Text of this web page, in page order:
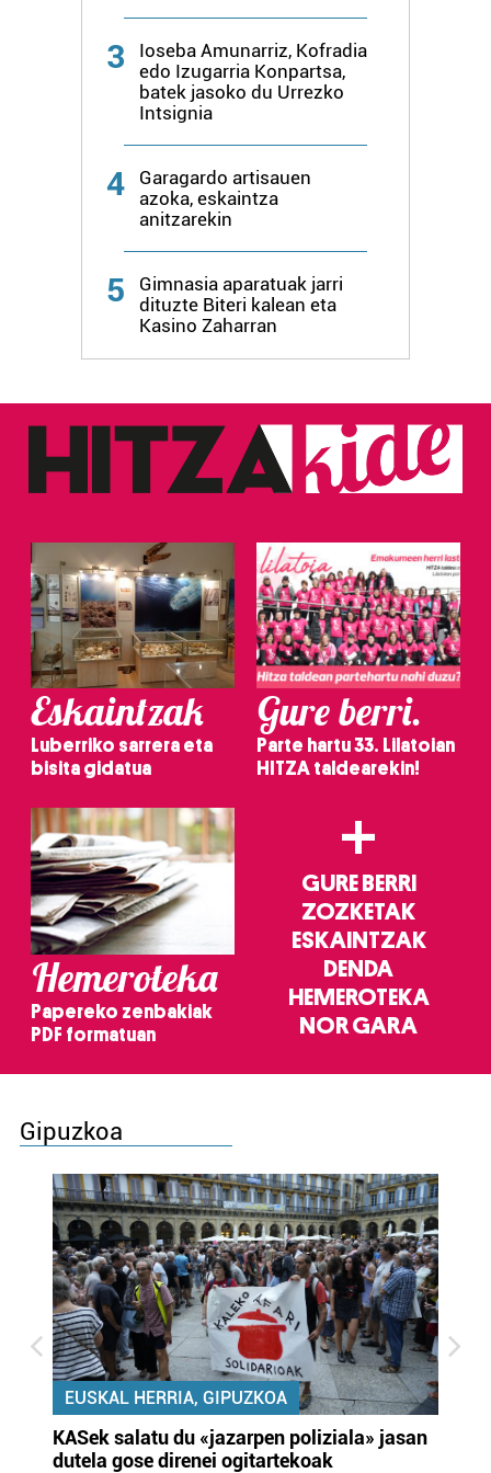
3
Ioseba Amunarriz, Kofradia
edo Izugarria Konpartsa,
batek jasoko du Urrezko
Intsignia
4
Garagardo artisauen
azoka, eskaintza
anitzarekin
5
Gimnasia aparatuak jarri
dituzte Biteri kalean eta
Kasino Zaharran
Eskaintzak
Luberriko sarrera eta
bisita gidatua
Gure berri.
Parte hartu 33. Lilatoian
HITZA taldearekin!
Hemeroteka
Papereko zenbakiak
PDF formatuan
+
GURE BERRI
ZOZKETAK
ESKAINTZAK
DENDA
HEMEROTEKA
NOR GARA
Gipuzkoa
EUSKAL HERRIA, GIPUZKOA
KASek salatu du «jazarpen poliziala» jasan
dutela gose direnei ogitartekoak